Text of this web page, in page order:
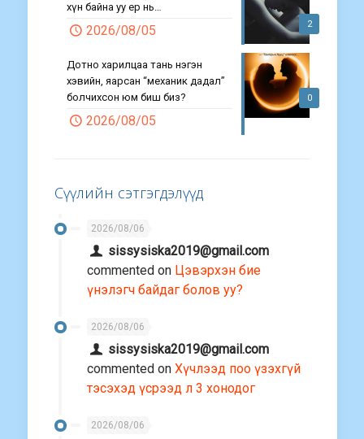
2
хүн байна уу ер нь…
2026/08/05
0
Дотно харилцаа тань нэгэн
хэвийн, яарсан “механик дадал”
болчихсон юм биш биз?
2026/08/05
Сүүлийн сэтгэгдэлүүд
2026/08/06
sissysiska2019@gmail.com
commented on Цэвэрхэн бие
үнэлэгч байдаг болов уу?
2026/08/06
sissysiska2019@gmail.com
commented on Хүчлээд поо үзэхгүй
тэсэхэд үсрээд л 3 хонодог
2026/08/06